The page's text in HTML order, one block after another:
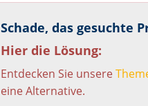
Schade, das gesuchte
Hier die Lösung:
Entdecken Sie unsere
eine Alternative.